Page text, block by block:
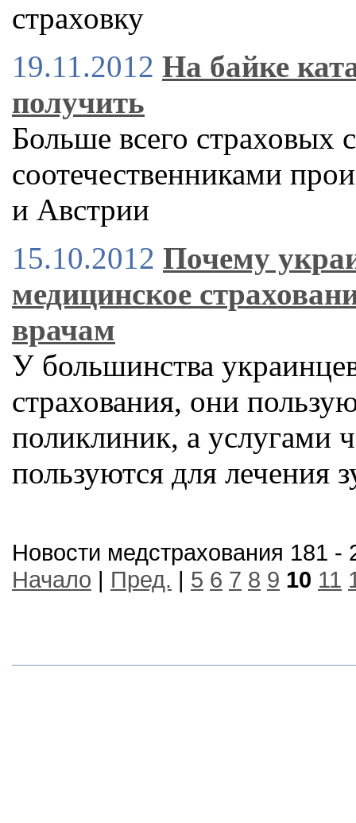
страховку
19.11.2012 На байке
получить
Больше всего страховых
соотечественниками
и Австрии
15.10.2012 Почему
медицинское
врачам
У большинства
страхования, они
поликлиник, а услугами
пользуются для лечения
Новости медстрахования 181 -
Начало | Пред. | 5 6 7 8 9 10 11